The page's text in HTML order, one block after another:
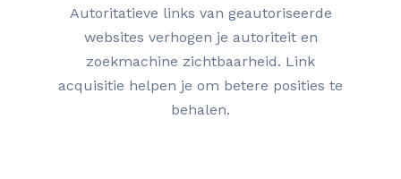
Autoritatieve links van geautoriseerde
websites verhogen je autoriteit en
zoekmachine zichtbaarheid. Link
acquisitie helpen je om betere posities te
behalen.